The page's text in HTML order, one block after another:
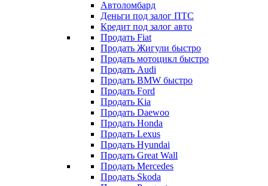
Автоломбард
Деньги под залог ПТС
Кредит под залог авто
Продать Fiat
Продать Жигули быстро
Продать мотоцикл быстро
Продать Audi
Продать BMW быстро
Продать Ford
Продать Kia
Продать Daewoo
Продать Honda
Продать Lexus
Продать Hyundai
Продать Great Wall
Продать Mercedes
Продать Skoda